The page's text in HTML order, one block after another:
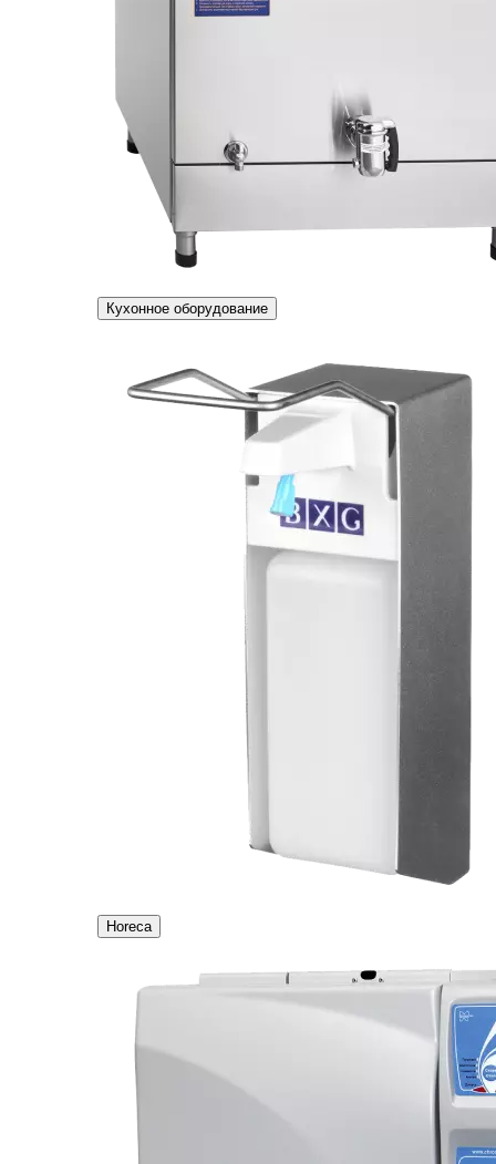
Кухонное оборудование
Horeca